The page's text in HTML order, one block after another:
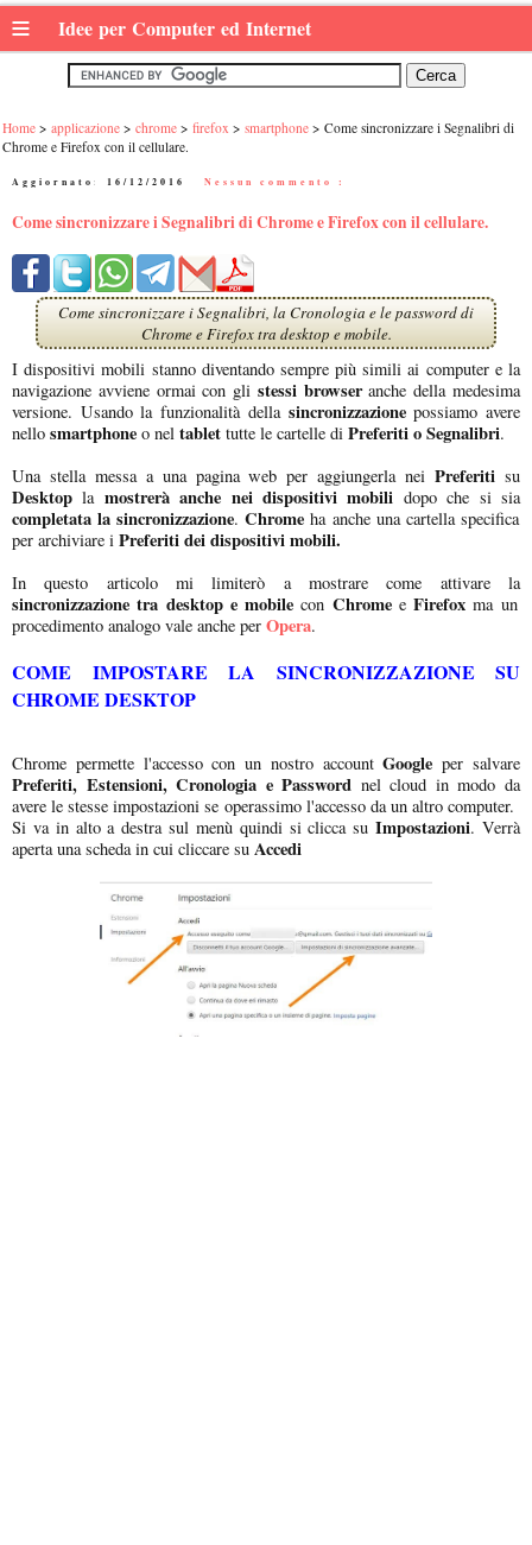
≡ Idee per Computer ed Internet
Home applicazione chrome firefox smartphone
Come sincronizzare i Segnalibri di
Chrome e Firefox con il cellulare.
Aggiornato: 16/12/2016 Nessun commento :
Come sincronizzare i Segnalibri di Chrome e Firefox con il cellulare.
Come sincronizzare i Segnalibri, la Cronologia e le password di
Chrome e Firefox tra desktop e mobile.
I dispositivi mobili stanno diventando sempre più simili ai computer e la
navigazione avviene ormai con gli stessi browseranche della medesima
versione. Usando la funzionalità dellasincronizzazionepossiamo avere
nello smartphone o nel tablet tutte le cartelle di Preferitio Segnalibri.
Una stella messa a una pagina web per aggiungerla neiPreferitisu
Desktop lamostrerà anche nei dispositivi mobili dopo che si sia
completata la sincronizzazione. Chrome ha anche una cartella specifica
per archiviare i Preferiti dei dispositivi mobili.
In questo articolo mi limiterò a mostrare come attivare la
sincronizzazione tra desktop e mobile con ChromeeFirefox ma un
procedimento analogo vale anche per Opera.
COME IMPOSTARE LA SINCRONIZZAZIONE SU
CHROME DESKTOP
Chrome permette l'accesso con un nostro accountGoogle per salvare
Preferiti, Estensioni, Cronologia e Password nel cloud in modo da
avere le stesse impostazioni se operassimo l'accesso da un altro computer.
Si va in alto a destra sul menù quindi si clicca su Impostazioni. Verrà
aperta una scheda in cui cliccare su Accedi